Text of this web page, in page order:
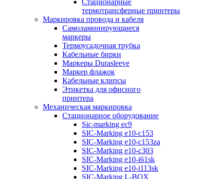
Стационарные
термотрансферные принтеры
Маркировка провода и кабеля
Самоламинирующиеся
маркеры
Термоусадочная трубка
Кабельные бирки
Маркеры Durasleeve
Маркер флажок
Кабельные клипсы
Этикетка для офисного
принтера
Механическая маркировка
Стационарное оборудование
Sic-marking ec9
SIC-Marking e10-c153
SIC-Marking e10-c153za
SIC-Marking e10-c303
SIC-Marking e10-i61sk
SIC-Marking e10-i113sk
SIC-Marking L-BOX